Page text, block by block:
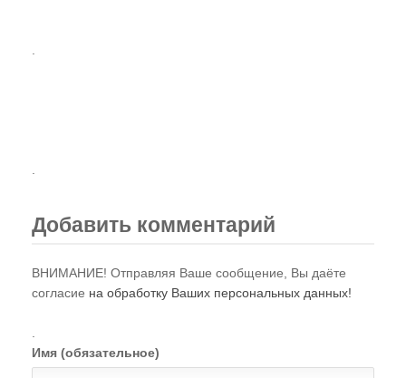
Добавить комментарий
ВНИМАНИЕ! Отправляя Ваше сообщение, Вы даёте
согласие на обработку Ваших персональных данных!
Имя (обязательное)